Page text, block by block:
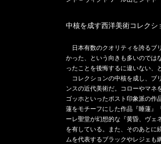
中核を成す西洋美術コレクシ
日本有数のクオリティを誇るブ
かった、という向きも多いのでは
ったことを後悔するに違いない、
コレクションの中核を成し、ブ
ンスの近代美術だ。コローやマネ
ゴッホといったポスト印象派の作
蓮をモチーフにした作品『睡蓮』
ーレ聖堂が幻想的な『黄昏、ヴェ
を有している。また、そのあとに
ムを代表するブラックやレジェも